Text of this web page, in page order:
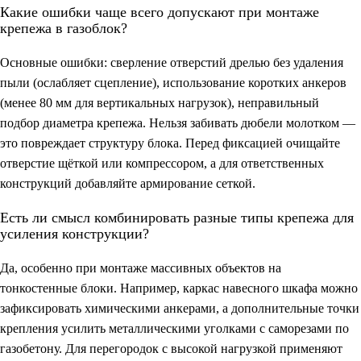
Какие ошибки чаще всего допускают при монтаже
крепежа в газоблок?
Основные ошибки: сверление отверстий дрелью без удаления
пыли (ослабляет сцепление), использование коротких анкеров
(менее 80 мм для вертикальных нагрузок), неправильный
подбор диаметра крепежа. Нельзя забивать дюбели молотком —
это повреждает структуру блока. Перед фиксацией очищайте
отверстие щёткой или компрессором, а для ответственных
конструкций добавляйте армирование сеткой.
Есть ли смысл комбинировать разные типы крепежа для
усиления конструкции?
Да, особенно при монтаже массивных объектов на
тонкостенные блоки. Например, каркас навесного шкафа можно
зафиксировать химическими анкерами, а дополнительные точки
крепления усилить металлическими уголками с саморезами по
газобетону. Для перегородок с высокой нагрузкой применяют